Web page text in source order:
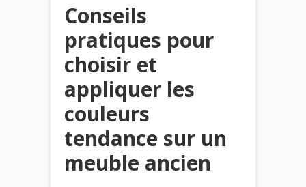
Conseils
pratiques pour
choisir et
appliquer les
couleurs
tendance sur un
meuble ancien